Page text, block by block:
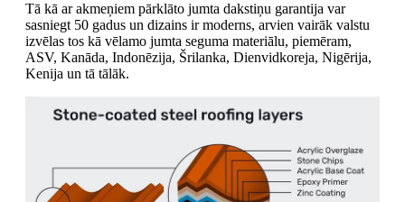
Tā kā ar akmeņiem pārklāto jumta dakstiņu garantija var
sasniegt 50 gadus un dizains ir moderns, arvien vairāk valstu
izvēlas tos kā vēlamo jumta seguma materiālu, piemēram,
ASV, Kanāda, Indonēzija, Šrilanka, Dienvidkoreja, Nigērija,
Kenija un tā tālāk.